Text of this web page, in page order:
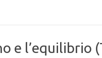
e l’equilibrio